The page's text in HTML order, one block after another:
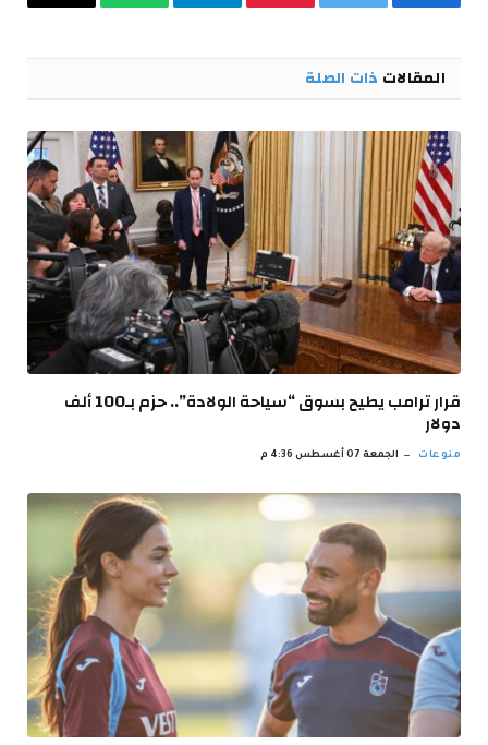
فيسبوك تويتر بينتيريستتيلقرام واتساب البريد
المقالات ذات الصلة
قرار ترامب يطيح بسوق “سياحة الولادة”.. حزم بـ100 ألف
دولار
منوعات الجمعة 07 أغسطس 4:36 م